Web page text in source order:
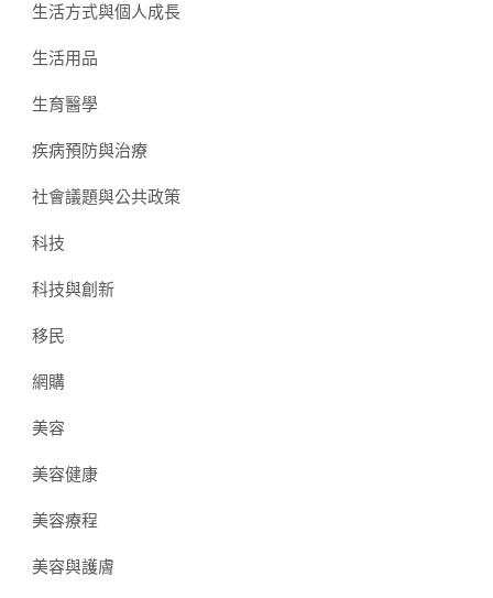
生活方式與個人成長
生活用品
生育醫學
疾病預防與治療
社會議題與公共政策
科技
科技與創新
移民
網購
美容
美容健康
美容療程
美容與護膚